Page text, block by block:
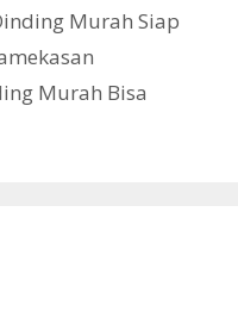
Murah Siap
Murah Bisa